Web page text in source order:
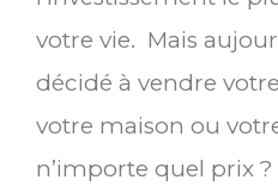
votre vie. Mais
décidé à vendre
votre maison ou
n’importe quel prix ?